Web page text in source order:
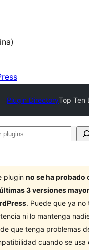
Plugin DirectoryTop Ten
plugin no se ha probado
3 versiones
. Puede que ya no
ni lo mantenga
que tenga problemas
cuando se usa